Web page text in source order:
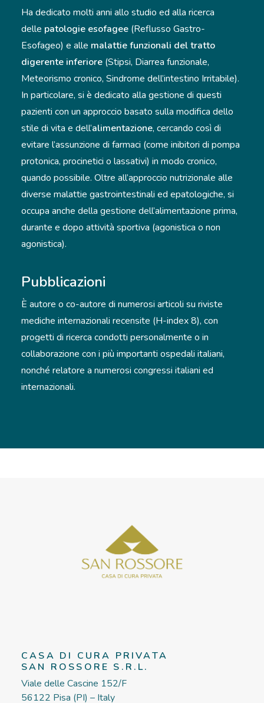
Ha dedicato molti anni allo studio ed alla ricerca
delle patologie esofagee (Reflusso Gastro-
Esofageo) e alle malattie funzionali del tratto
digerente inferiore (Stipsi, Diarrea funzionale,
Meteorismo cronico, Sindrome dell’intestino Irritabile).
In particolare, si è dedicato alla gestione di questi
pazienti con un approccio basato sulla modifica dello
stile di vita e dell’alimentazione, cercando così di
evitare l’assunzione di farmaci (come inibitori di pompa
protonica, procinetici o lassativi) in modo cronico,
quando possibile. Oltre all’approccio nutrizionale alle
diverse malattie gastrointestinali ed epatologiche, si
occupa anche della gestione dell’alimentazione prima,
durante e dopo attività sportiva (agonistica o non
agonistica).
Pubblicazioni
È autore o co-autore di numerosi articoli su riviste
mediche internazionali recensite (H-index 8), con
progetti di ricerca condotti personalmente o in
collaborazione con i più importanti ospedali italiani,
nonché relatore a numerosi congressi italiani ed
internazionali.
CASA DI CURA PRIVATA
SAN ROSSORE S.R.L.
Viale delle Cascine 152/F
56122 Pisa (PI) – Italy